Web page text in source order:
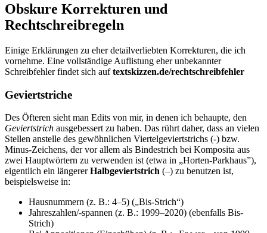
Obskure Korrekturen und
Rechtschreibregeln
Einige Erklärungen zu eher detailverliebten Korrekturen, die ich
vornehme. Eine vollständige Auflistung eher unbekannter
Schreibfehler findet sich auftextskizzen.de/rechtschreibfehler
Geviertstriche
Des Öfteren sieht man Edits von mir, in denen ich behaupte, den
Geviertstrich ausgebessert zu haben. Das rührt daher, dass an vielen
Stellen anstelle des gewöhnlichen Viertelgeviertstrichs (-) bzw.
Minus-Zeichens, der vor allem als Bindestrich bei Komposita aus
zwei Hauptwörtern zu verwenden ist (etwa in „Horten-Parkhaus”),
eigentlich ein längererHalbgeviertstrich (–) zu benutzen ist,
beispielsweise in:
Hausnummern (z. B.: 4–5) („Bis-Strich“)
Jahreszahlen/-spannen (z. B.: 1999–2020) (ebenfalls Bis-
Strich)